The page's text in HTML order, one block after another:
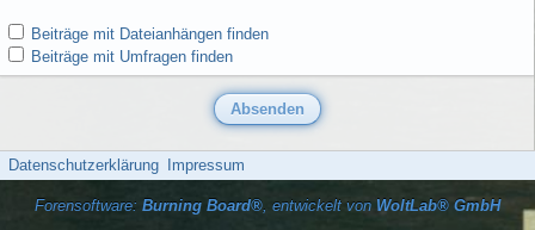
Beiträge mit Dateianhängen finden
Beiträge mit Umfragen finden
Datenschutzerklärung Impressum
Forensoftware: Burning Board®, entwickelt von WoltLab® GmbH